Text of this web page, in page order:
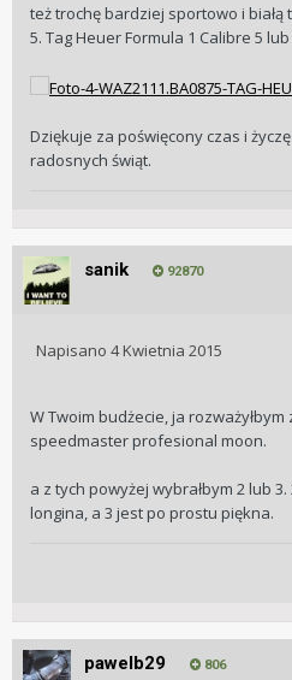
też trochę bardziej sportowo i białą
5. Tag Heuer Formula 1 Calibre 5 lub
Dziękuje za poświęcony czas i
radosnych świąt.
sanik 92870
Napisano 4 Kwietnia 2015
W Twoim budżecie, ja
speedmaster profesional moon.
a z tych powyżej wybrałbym 2 lub
longina, a 3 jest po prostu piękna.
pawelb29 806